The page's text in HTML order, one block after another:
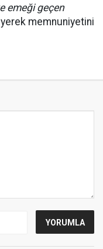
emeği geçen
memnuniyetini